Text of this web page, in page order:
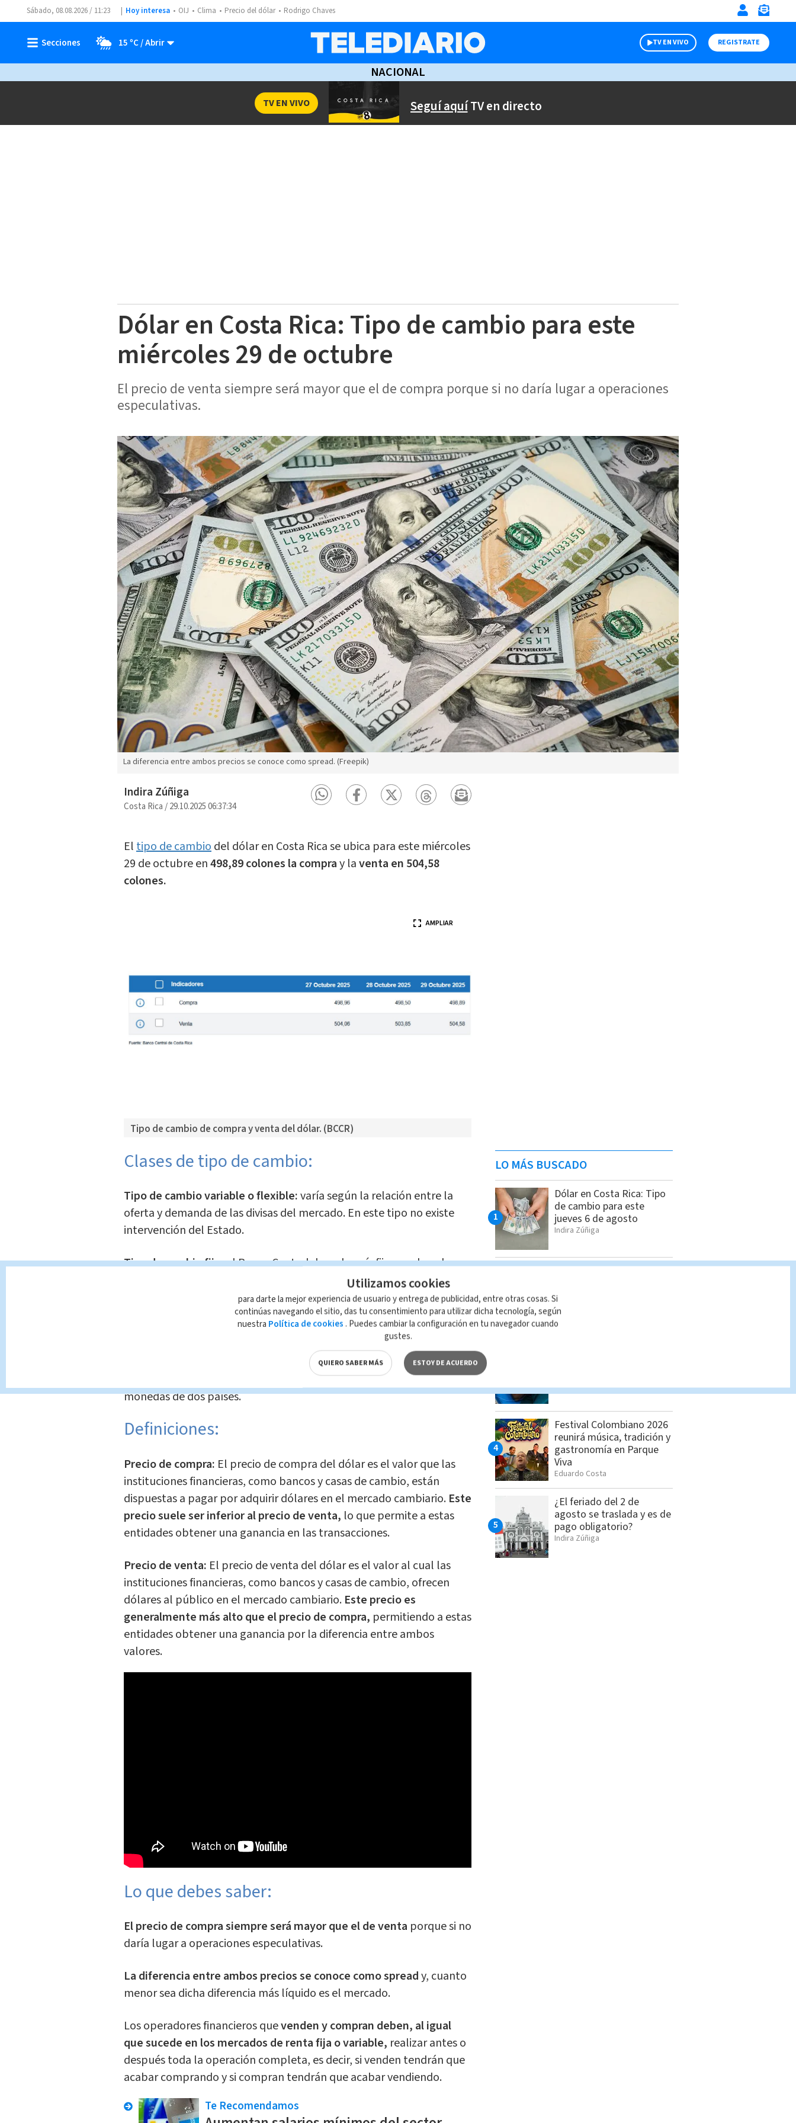
Sábado, 08.08.2026 / 11:23 Hoy interesa OIJ Clima Precio del dólar Rodrigo Chaves
15 ºC TV EN VIVO REGISTRATE
NACIONAL
Seguí aquíTV en directo
TV EN VIVO
Dólar en Costa Rica: Tipo de cambio para este
miércoles 29 de octubre
El precio de venta siempre será mayor que el de compra porque si no daría lugar a operaciones
especulativas.
La diferencia entre ambos precios se conoce como spread. (Freepik)
Indira Zúñiga
Costa Rica/29.10.2025 06:37:34
Eltipo de cambiodel dólar en Costa Rica se ubica para este miércoles
29 de octubre en498,89 colones la compray laventa en 504,58
colones.
Tipo de cambio de compra y venta del dólar. (BCCR)
AMPLIAR
Clases de tipo de cambio:
Tipo de cambio variable o flexible:varía según la relación entre la
oferta y demanda de las divisas del mercado. En este tipo no existe
intervención del Estado.
Tipo de cambio fijo:el Banco Central de cada país fija su valor y lo
relación es medida en términos reales, entre
bienes y servicios de un país en comparación con los de otro. Esto
facilita la evaluación del impacto en la economía social.
relación directa que existe entre las
monedas de dos países.
Definiciones:
Precio de compra: El precio de compra del dólar es el valor que las
instituciones financieras, como bancos y casas de cambio, están
dispuestas a pagar por adquirir dólares en el mercado cambiario. Este
precio suele ser inferior al precio de venta, lo que permite a estas
entidades obtener una ganancia en las transacciones.
Precio de venta: El precio de venta del dólar es el valor al cual las
instituciones financieras, como bancos y casas de cambio, ofrecen
dólares al público en el mercado cambiario. Este precio es
generalmente más alto que el precio de compra, permitiendo a estas
entidades obtener una ganancia por la diferencia entre ambos
valores.
Lo que debes saber:
El precio de compra siempre será mayor que el de venta porque si no
daría lugar a operaciones especulativas.
La diferencia entre ambos precios se conoce como spready, cuanto
menor sea dicha diferencia más líquido es el mercado.
Los operadores financieros quevenden y compran deben, al igual
que sucede en los mercados de renta fija o variable, realizar antes o
después toda la operación completa, es decir, si venden tendrán que
acabar comprando y si compran tendrán que acabar vendiendo.
Te Recomendamos
LO MÁS BUSCADO
Dólar en Costa Rica: Tipo
de cambio para este
jueves 6 de agosto
Indira Zúñiga
Cuáles son los días
Indira Zúñiga
Cristian Segura
Festival Colombiano 2026
reunirá música, tradición y
gastronomía en Parque
Viva
Eduardo Costa
¿El feriado del 2 de
agosto se traslada y es de
pago obligatorio?
Indira Zúñiga
Utilizamos cookies
para darte la mejor experiencia de usuario y entrega de publicidad, entre otras cosas. Si
continúas navegando el sitio, das tu consentimiento para utilizar dicha tecnología, según
nuestra Política de cookies . Puedes cambiar la configuración en tu navegador cuando
gustes.
QUIERO SABER MÁS ESTOY DE ACUERDO